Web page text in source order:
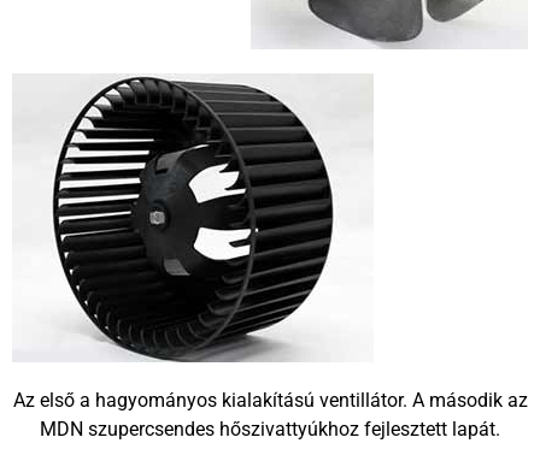
Az első a hagyományos kialakítású ventillátor. A második az
MDN szupercsendes hőszivattyúkhoz fejlesztett lapát.